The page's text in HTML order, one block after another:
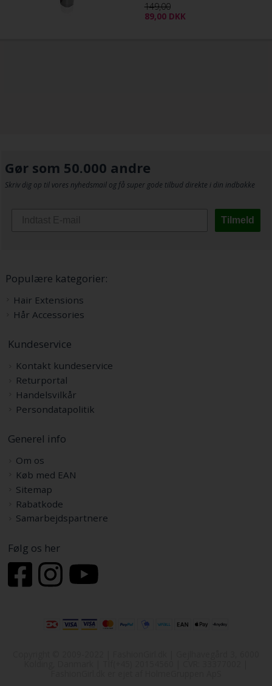
149,00
89,00 DKK
Gør som 50.000 andre
Skriv dig op til vores nyhedsmail og få super gode tilbud direkte i din indbakke
Tilmeld
Populære kategorier:
Hair Extensions
Hår Accessories
Kundeservice
Kontakt kundeservice
Returportal
Handelsvilkår
Persondatapolitik
Generel info
Om os
Køb med EAN
Sitemap
Rabatkode
Samarbejdspartnere
Følg os her